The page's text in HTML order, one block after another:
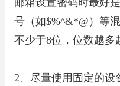
邮箱设置密码时最好
号（如$%^&*@）等
不少于8位，位数越多
2、尽量使用固定的设